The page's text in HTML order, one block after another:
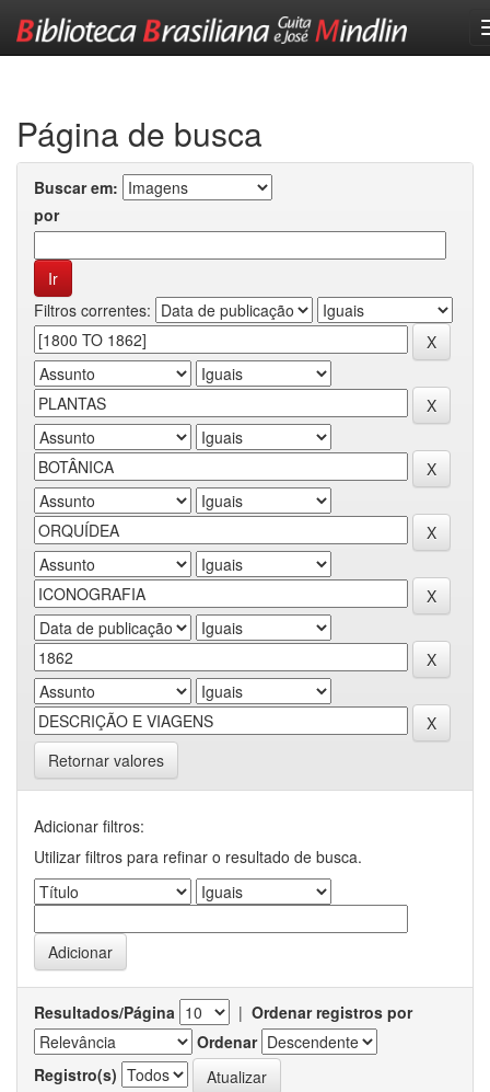
Página de busca
Buscar em:
por
Filtros correntes:
Retornar valores
Adicionar filtros:
Utilizar filtros para refinar o resultado de busca.
Resultados/Página | Ordenar registros por
Ordenar
Registro(s)